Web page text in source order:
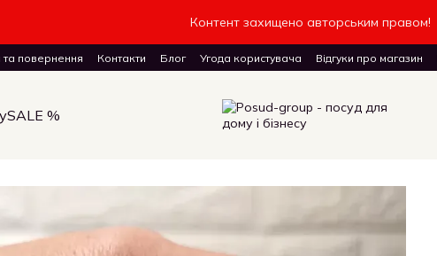
Контент захищено авторським правом!
та повернення Контакти Блог Угода користувача Відгуки про магазин
продаж і доставку товарів
SALE %